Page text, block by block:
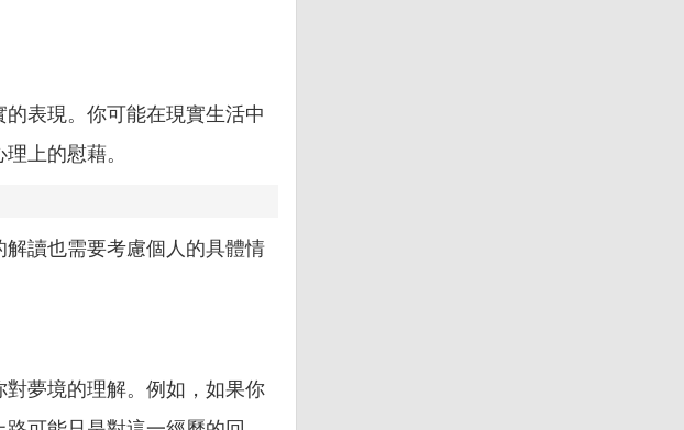
表現。你可能在現實生活中
上的慰藉。
讀也需要考慮個人的具體情
夢境的理解。例如，如果你